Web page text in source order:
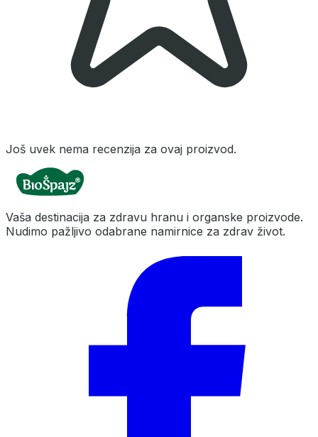
Još uvek nema recenzija za ovaj proizvod.
Vaša destinacija za zdravu hranu i organske proizvode.
Nudimo pažljivo odabrane namirnice za zdrav život.